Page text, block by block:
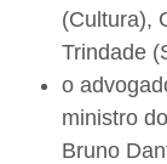
(Cultura),
Trindade
o
ministro
Bruno